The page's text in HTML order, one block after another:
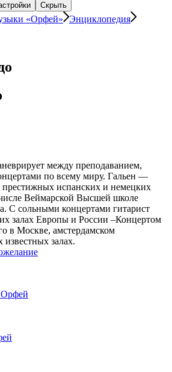
Скрыть
«Орфей» Энциклопедия
между преподаванием,
по всему миру. Гальен —
престижных испанских и немецких
Веймарской Высшей школе
С сольными концертами гитарист
залах Европы и России –Концертом
в Москве, амстердамском
известных залах.
Орфей